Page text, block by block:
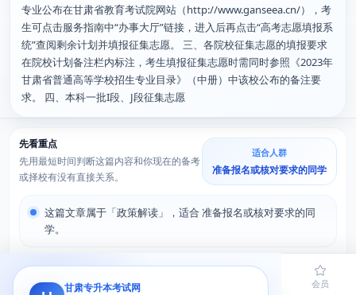
专业公布在甘肃省教育考试院网站（http://www.ganseea.cn/），考
生可点击服务指南中“办事大厅”链接，进入后再点击“高考志愿填报系
统”查阅剩余计划并填报征集志愿。 三、各院校征集志愿的填报要求
在院校计划备注栏内标注，考生填报征集志愿时需同时参照《2023年
甘肃省普通高等学校招生专业目录》（中册）中该校公布的备注要
求。 四、本科一批I段、J段征集志愿
先看重点
先用最短时间判断这篇内容和你现在的备考
或择校有没有直接关系。
适合人群
准备报名或核对要求的同学
这篇文章属于「政策解读」，适合 准备报名或核对要求的同
学。
建议优先关注：报名条件、时间节点和适用人群。
甘肃专升本考试网
首页 题库 会员